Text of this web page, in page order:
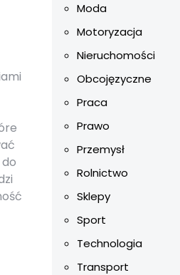
Moda
Motoryzacja
Nieruchomości
Obcojęzyczne
Praca
Prawo
Przemysł
Rolnictwo
Sklepy
Sport
Technologia
Transport